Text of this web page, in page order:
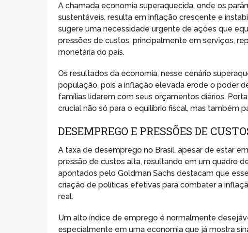
A chamada economia superaquecida, onde os
sustentáveis, resulta em inflação crescente e
sugere uma necessidade urgente de ações que
pressões de custos, principalmente em serviços,
monetária do país.
Os resultados da economia, nesse cenário
população, pois a inflação elevada erode o poder
famílias lidarem com seus orçamentos diários.
crucial não só para o equilíbrio fiscal, mas também
DESEMPREGO E PRESSÕES DE
A taxa de desemprego no Brasil, apesar de estar
pressão de custos alta, resultando em um quadro
apontados pelo Goldman Sachs destacam que
criação de políticas efetivas para combater a
real.
Um alto índice de emprego é normalmente
especialmente em uma economia que já mostra